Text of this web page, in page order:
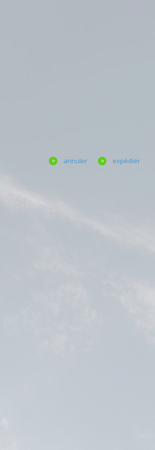
expédier
annuler